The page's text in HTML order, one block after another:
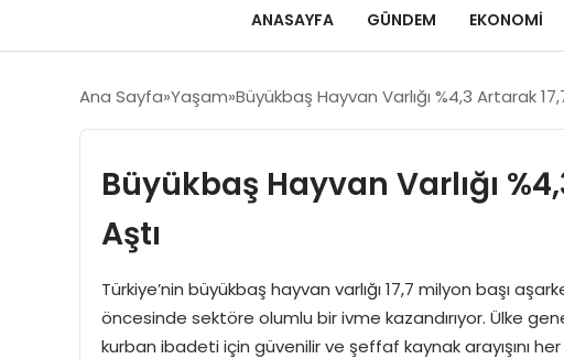
ANASAYFA GÜNDEM EKONOMI
Ana Sayfa Yaşam Büyükbaş Hayvan Varlığı %4,3 Artarak
Büyükbaş Hayvan Varlığı
Aştı
Türkiye’nin büyükbaş hayvan varlığı 17,7 milyon başı
öncesinde sektöre olumlu bir ivme kazandırıyor. Ülke
kurban ibadeti için güvenilir ve şeffaf kaynak arayışını